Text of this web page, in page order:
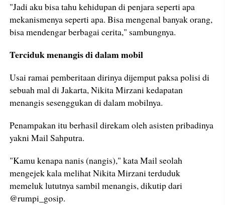
"Jadi aku bisa tahu kehidupan di penjara seperti apa
mekanismenya seperti apa. Bisa mengenal banyak orang,
bisa mendengar berbagai cerita," sambungnya.
Terciduk menangis di dalam mobil
Usai ramai pemberitaan dirinya dijemput paksa polisi di
sebuah mal di Jakarta, Nikita Mirzani kedapatan
menangis sesenggukan di dalam mobilnya.
Penampakan itu berhasil direkam oleh asisten pribadinya
yakni Mail Sahputra.
"Kamu kenapa nanis (nangis)," kata Mail seolah
mengejek kala melihat Nikita Mirzani terduduk
memeluk lututnya sambil menangis, dikutip dari
@rumpi_gosip.